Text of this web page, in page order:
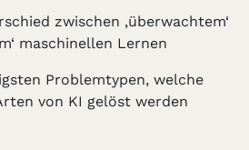
zwischen ‚überwachtem‘
maschinellen Lernen
Problemtypen, welche
von KI gelöst werden